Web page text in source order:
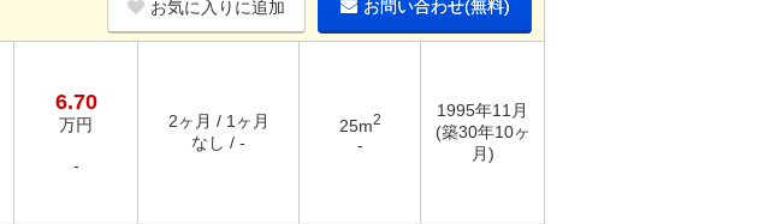
お気に入りに追加 お問い合わせ(無料)
6.70
万円
-
2ヶ月 / 1ヶ月
なし / -
25m2
-
1995年11月
(築30年10ヶ
月)